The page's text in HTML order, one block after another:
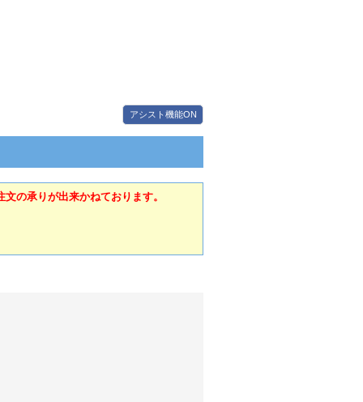
アシスト機能ON
の承りが出来かねております。